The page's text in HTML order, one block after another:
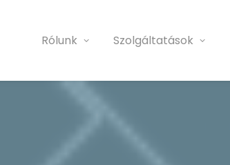
Rólunk Szolgáltatások